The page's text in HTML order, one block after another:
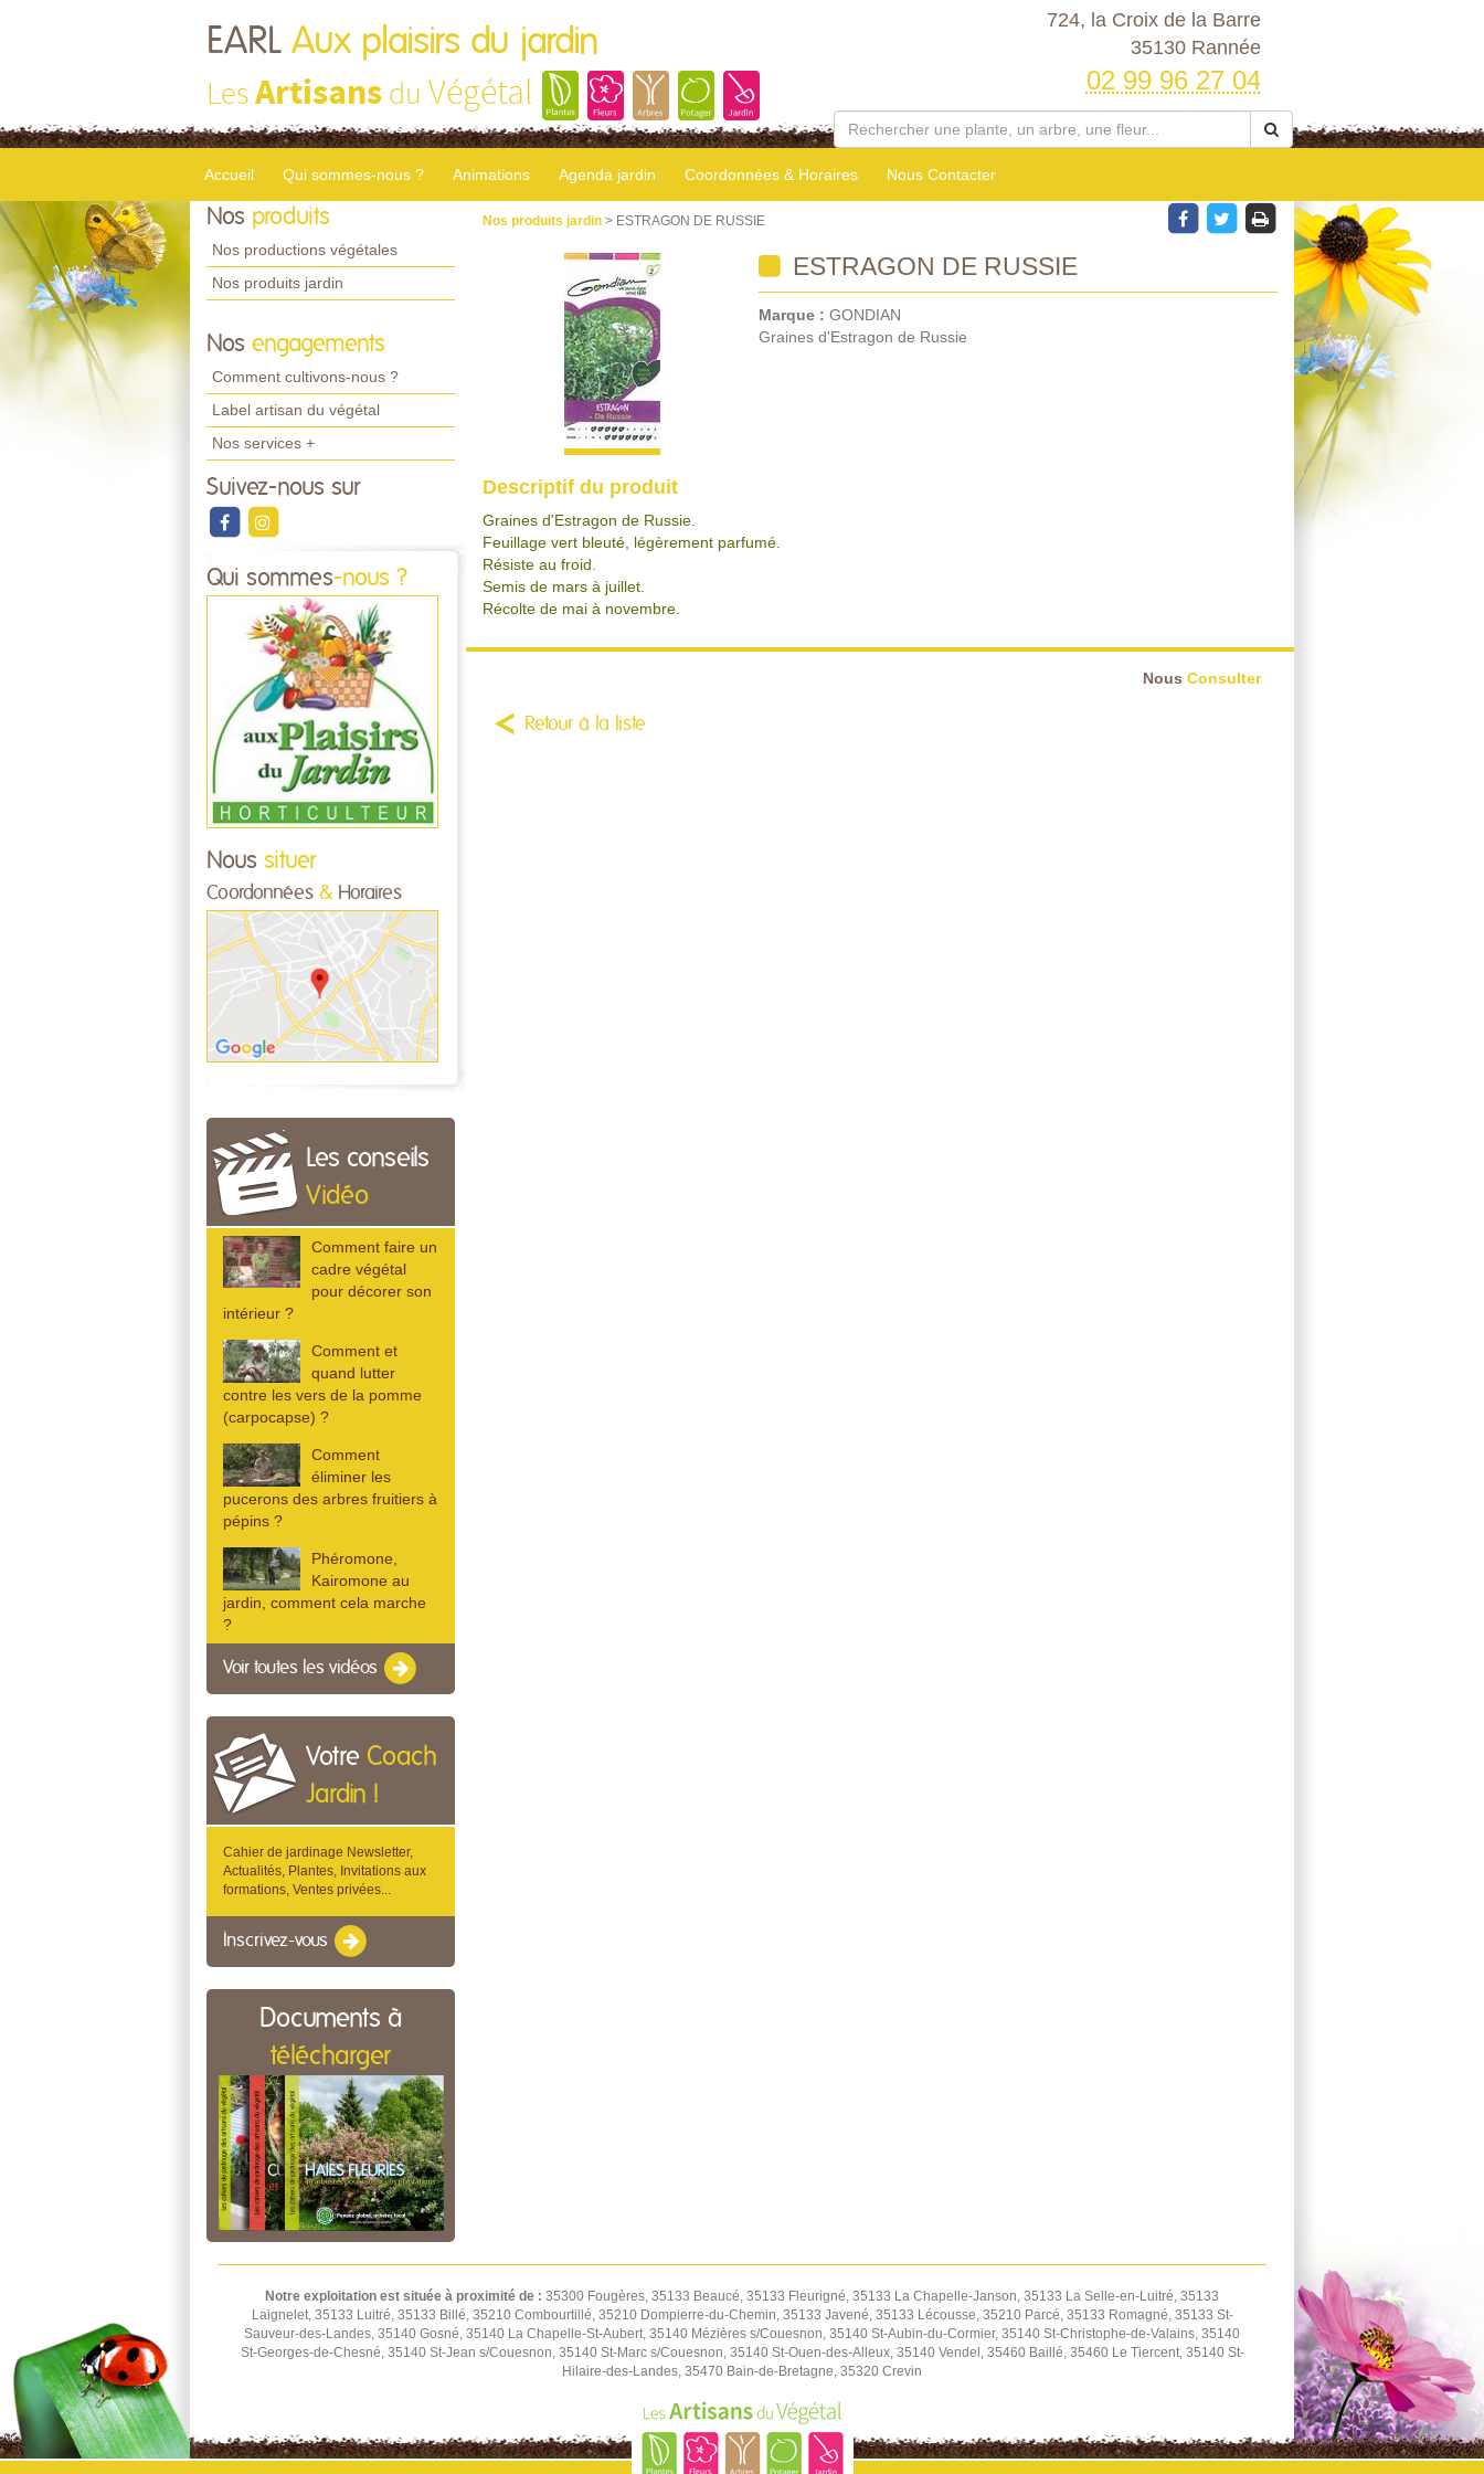
EARL Aux plaisirs du jardin
LesArtisans du Végétal
724, la Croix de la Barre
35130 Rannée
02 99 96 27 04
Accueil Qui sommes-nous ? Animations Agenda jardin Coordonnées & Horaires Nous Contacter
Nos produits
Nos productions végétales
Nos produits jardin
Nos engagements
Comment cultivons-nous ?
Label artisan du végétal
Nos services +
Suivez-nous sur
Qui sommes-nous ?
Nous situer
Coordonnées & Horaires
Les conseils
Vidéo
Comment faire un
cadre végétal
pour décorer son
intérieur ?
Comment et
quand lutter
contre les vers de la pomme
(carpocapse) ?
Comment
éliminer les
pucerons des arbres fruitiers à
pépins ?
Phéromone,
Kairomone au
jardin, comment cela marche
?
Voir toutes les vidéos
Votre Coach
Jardin !
Cahier de jardinage Newsletter,
Actualités, Plantes, Invitations aux
formations, Ventes privées...
Inscrivez-vous
Documents à
télécharger
Nos produits jardin > ESTRAGON DE RUSSIE
ESTRAGON DE RUSSIE
Marque : GONDIAN
Graines d'Estragon de Russie
Descriptif du produit
Graines d'Estragon de Russie.
Feuillage vert bleuté, légèrement parfumé.
Résiste au froid.
Semis de mars à juillet.
Récolte de mai à novembre.
Nous Consulter
Retour à la liste
Notre exploitation est située à proximité de : 35300 Fougères, 35133 Beaucé, 35133 Fleurigné, 35133 La Chapelle-Janson, 35133 La Selle-en-Luitré, 35133
Laignelet, 35133 Luitré, 35133 Billé, 35210 Combourtillé, 35210 Dompierre-du-Chemin, 35133 Javené, 35133 Lécousse, 35210 Parcé, 35133 Romagné, 35133 St-
Sauveur-des-Landes, 35140 Gosné, 35140 La Chapelle-St-Aubert, 35140 Mézières s/Couesnon, 35140 St-Aubin-du-Cormier, 35140 St-Christophe-de-Valains, 35140
St-Georges-de-Chesné, 35140 St-Jean s/Couesnon, 35140 St-Marc s/Couesnon, 35140 St-Ouen-des-Alleux, 35140 Vendel, 35460 Baillé, 35460 Le Tiercent, 35140 St-
Hilaire-des-Landes, 35470 Bain-de-Bretagne, 35320 Crevin